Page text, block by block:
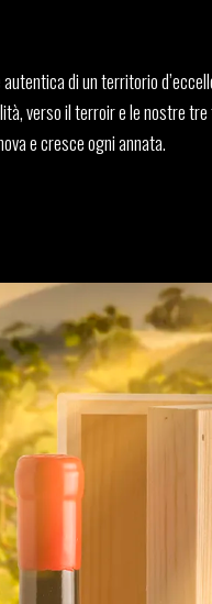
di un territorio
verso il terroir e le nostre
e cresce ogni annata.